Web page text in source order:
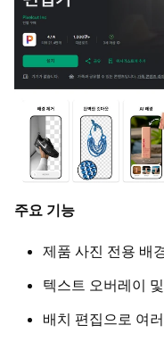
주요 기능
제품 사진 전용 배
텍스트 오버레이
배치 편집으로 여